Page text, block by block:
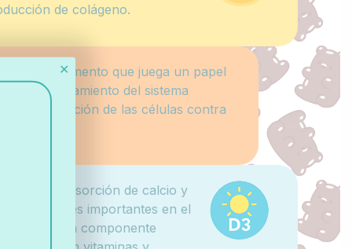
de colágeno.
oligoelemento que juega un papel
el funcionamiento del sistema
y la protección de las células contra
la absorción de calcio y
funciones importantes en el
siendo un componente
✕